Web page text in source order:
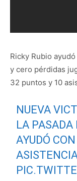
Ricky Rubio
y cero pérdidas
32 puntos y 10
NUEVA
LA PASADA
AYUDÓ